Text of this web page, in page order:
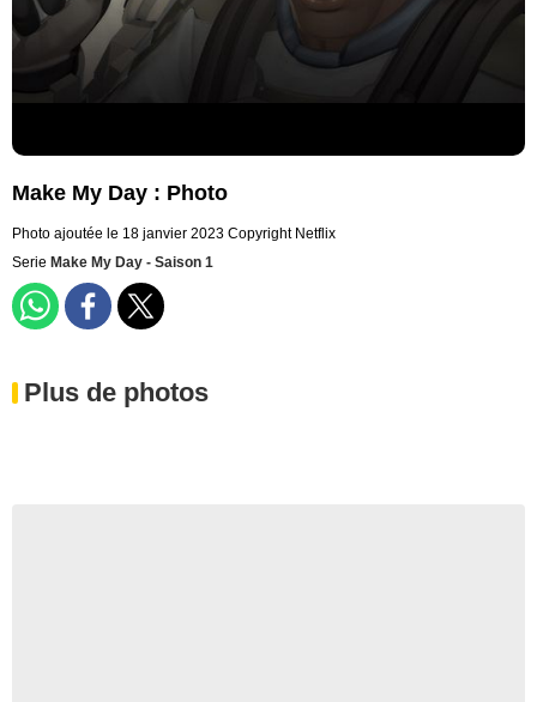
Make My Day : Photo
Photo ajoutée le 18 janvier 2023 Copyright Netflix
Serie Make My Day - Saison 1
Plus de photos